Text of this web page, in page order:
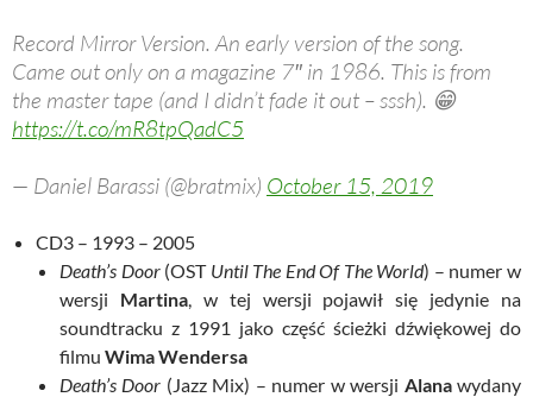
Record Mirror Version. An early version of the song.
Came out only on a magazine 7″ in 1986. This is from
the master tape (and I didn’t fade it out – sssh). 😁
https://t.co/mR8tpQadC5
— Daniel Barassi (@bratmix) October 15, 2019
CD3 – 1993 – 2005
Death’s Door(OST Until The End Of The World) – numer w
wersji Martina, w tej wersji pojawił się jedynie na
soundtracku z 1991 jako część ścieżki dźwiękowej do
filmu Wima Wendersa
Death’s Door (Jazz Mix) – numer w wersji Alanawydany